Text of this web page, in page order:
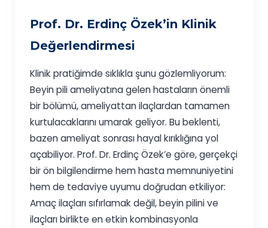
Prof. Dr. Erdinç Özek’in Klinik
Değerlendirmesi
Klinik pratiğimde sıklıkla şunu gözlemliyorum:
Beyin pili ameliyatına gelen hastaların önemli
bir bölümü, ameliyattan ilaçlardan tamamen
kurtulacaklarını umarak geliyor. Bu beklenti,
bazen ameliyat sonrası hayal kırıklığına yol
açabiliyor. Prof. Dr. Erdinç Özek’e göre, gerçekçi
bir ön bilgilendirme hem hasta memnuniyetini
hem de tedaviye uyumu doğrudan etkiliyor:
Amaç ilaçları sıfırlamak değil, beyin pilini ve
ilaçları birlikte en etkin kombinasyonla